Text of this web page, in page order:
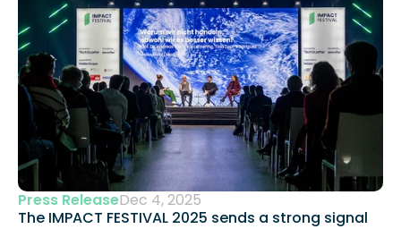
Press ReleaseDec 4, 2025
The IMPACT FESTIVAL 2025 sends a strong signal